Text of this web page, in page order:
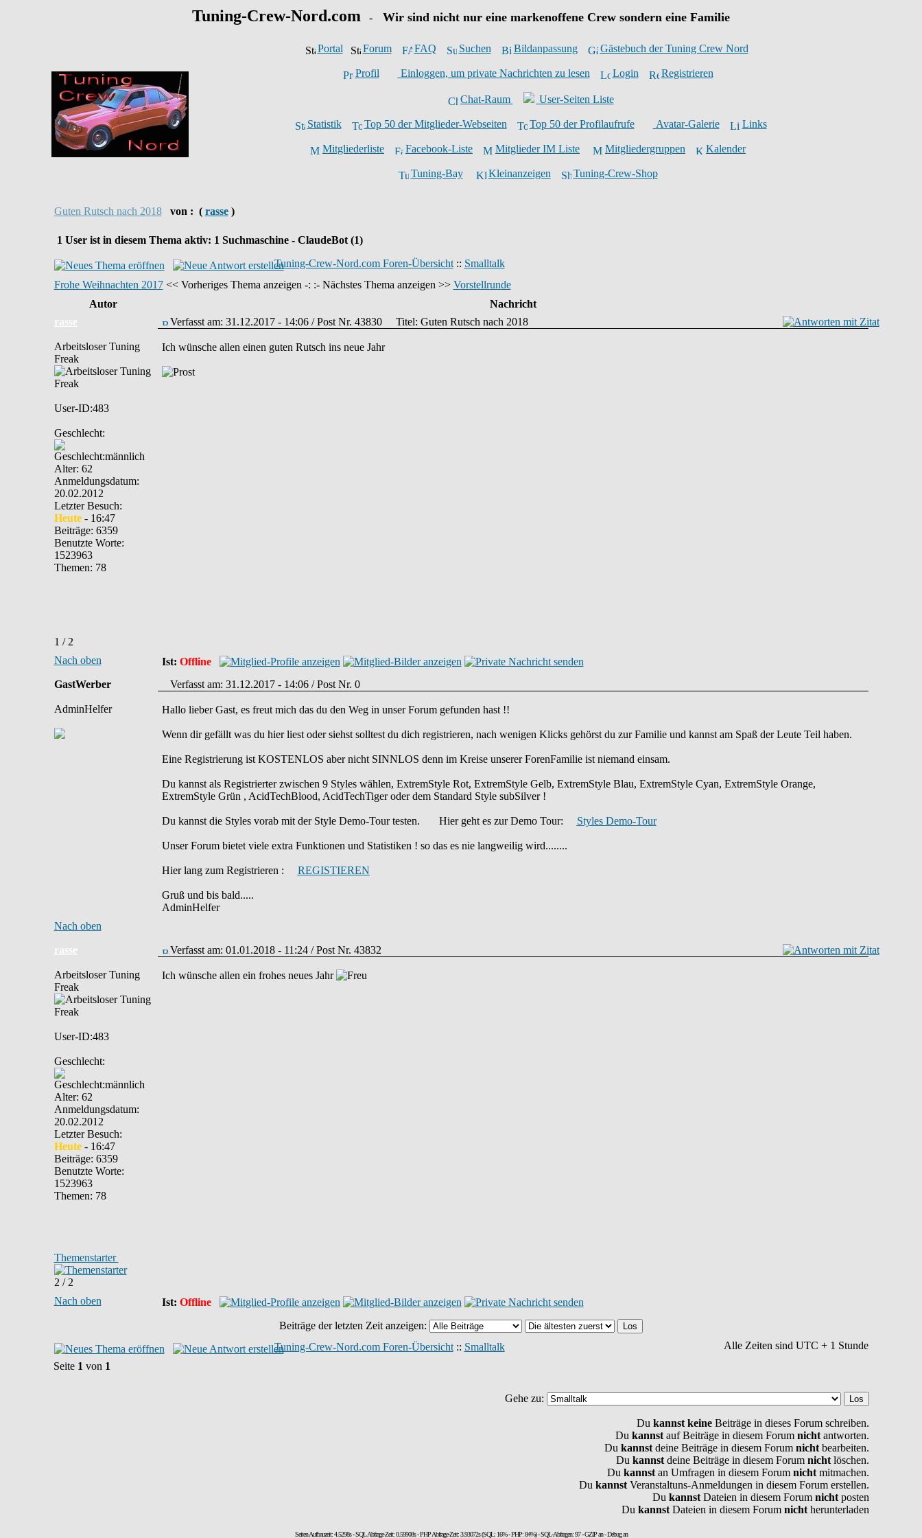
Tuning-Crew-Nord.com - Wir sind nicht nur eine markenoffene Crew sondern eine Familie
Portal Forum FAQ Suchen Bildanpassung Gästebuch der Tuning Crew Nord
Profil Einloggen, um private Nachrichten zu lesen Login Registrieren
Chat-Raum User-Seiten Liste
Statistik Top 50 der Mitglieder-Webseiten Top 50 der Profilaufrufe Avatar-Galerie Links
Mitgliederliste Facebook-Liste Mitglieder IM Liste Mitgliedergruppen Kalender
Tuning-Bay Kleinanzeigen Tuning-Crew-Shop
Guten Rutsch nach 2018 von : ( rasse)
1 User ist in diesem Thema aktiv: 1 Suchmaschine - ClaudeBot (1)
Tuning-Crew-Nord.com Foren-Übersicht:: Smalltalk
Frohe Weihnachten 2017<< Vorheriges Thema anzeigen -: :- Nächstes Thema anzeigen >> Vorstellrunde
Autor
Nachricht
rasse
Arbeitsloser Tuning
Freak
User-ID:483
Geschlecht:
Alter: 62
Anmeldungsdatum:
20.02.2012
Letzter Besuch:
Heute- 16:47
Beiträge: 6359
Benutzte Worte:
1523963
Themen: 78
1 / 2
Verfasst am: 31.12.2017 - 14:06 / Post Nr. 43830 Titel: Guten Rutsch nach 2018
Ich wünsche allen einen guten Rutsch ins neue Jahr
Nach oben Ist: Offline
GastWerber
AdminHelfer
Verfasst am: 31.12.2017 - 14:06 / Post Nr. 0
Hallo lieber Gast, es freut mich das du den Weg in unser Forum gefunden hast !!
Wenn dir gefällt was du hier liest oder siehst solltest du dich registrieren, nach wenigen Klicks gehörst du zur Familie und kannst am Spaß der Leute Teil haben.
Eine Registrierung ist KOSTENLOS aber nicht SINNLOS denn im Kreise unserer ForenFamilie ist niemand einsam.
Du kannst als Registrierter zwischen 9 Styles wählen, ExtremStyle Rot, ExtremStyle Gelb, ExtremStyle Blau, ExtremStyle Cyan, ExtremStyle Orange,
ExtremStyle Grün , AcidTechBlood, AcidTechTiger oder dem Standard Style subSilver !
Du kannst die Styles vorab mit der Style Demo-Tour testen. Hier geht es zur Demo Tour: Styles Demo-Tour
Unser Forum bietet viele extra Funktionen und Statistiken ! so das es nie langweilig wird........
Hier lang zum Registrieren : REGISTIEREN
Gruß und bis bald.....
AdminHelfer
Nach oben
rasse
Arbeitsloser Tuning
Freak
User-ID:483
Geschlecht:
Alter: 62
Anmeldungsdatum:
20.02.2012
Letzter Besuch:
Heute- 16:47
Beiträge: 6359
Benutzte Worte:
1523963
Themen: 78
Themenstarter
2 / 2
Verfasst am: 01.01.2018 - 11:24 / Post Nr. 43832
Ich wünsche allen ein frohes neues Jahr
Nach oben Ist: Offline
Beiträge der letzten Zeit anzeigen:
Tuning-Crew-Nord.com Foren-Übersicht:: Smalltalk
Alle Zeiten sind UTC + 1 Stunde
Seite 1 von 1
Gehe zu:
Du kannst keineBeiträge in dieses Forum schreiben.
Du kannstauf Beiträge in diesem Forum nichtantworten.
Du kannstdeine Beiträge in diesem Forum nichtbearbeiten.
Du kannstdeine Beiträge in diesem Forum nichtlöschen.
Du kannstan Umfragen in diesem Forum nichtmitmachen.
Du kannstVeranstaltuns-Anmeldungen in diesem Forum erstellen.
Du kannstDateien in diesem Forum nichtposten
Du kannstDateien in diesem Forum nichtherunterladen
Seiten Aufbauzeit: 4.5298s - SQL Abfrage-Zeit: 0.59908s - PHP Abfrage-Zeit: 3.93072s (SQL: 16% - PHP: 84%) - SQL-Abfragen: 97 - GZIP an - Debug an